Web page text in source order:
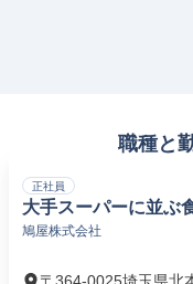
職種と
正社員
大手スーパーに並ぶ
鳩屋株式会社